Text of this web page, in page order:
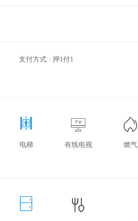
支付方式 : 押1付1
电梯 有线电视 燃气